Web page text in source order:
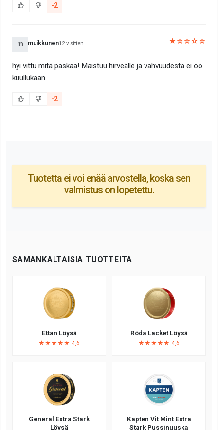
-2
m muikkunen12 v sitten ★☆☆☆☆
hyi vittu mitä paskaa! Maistuu hirveälle ja vahvuudesta ei oo
kuullukaan
-2
Tuotetta ei voi enää arvostella, koska sen
valmistus on lopetettu.
SAMANKALTAISIA TUOTTEITA
Ettan Löysä
★★★★★ 4,6
Röda Lacket Löysä
★★★★★ 4,6
General Extra Stark
Löysä
Kapten Vit Mint Extra
Stark Pussinuuska